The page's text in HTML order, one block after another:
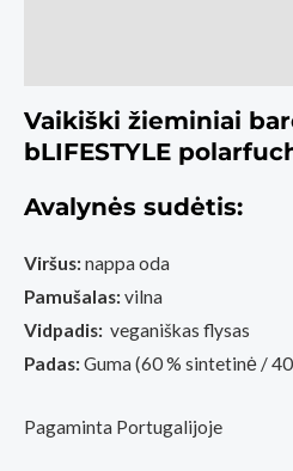
Vaikiški žieminiai
bLIFESTYLE
Avalynės sudėtis:
Viršus: nappa oda
Pamušalas: vilna
Vidpadis: veganiškas flysas
Padas: Guma (60 % sintetinė /
Pagaminta Portugalijoje